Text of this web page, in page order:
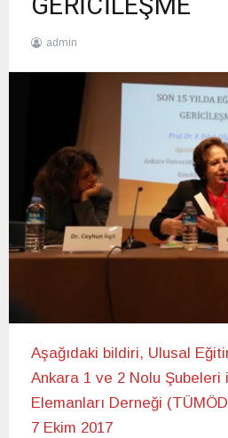
admin
Aşağıdaki bildiri, Ulusal
Ankara 1 ve 2 Nolu Şubeleri
Elemanları Derneği
7 Ekim 2017